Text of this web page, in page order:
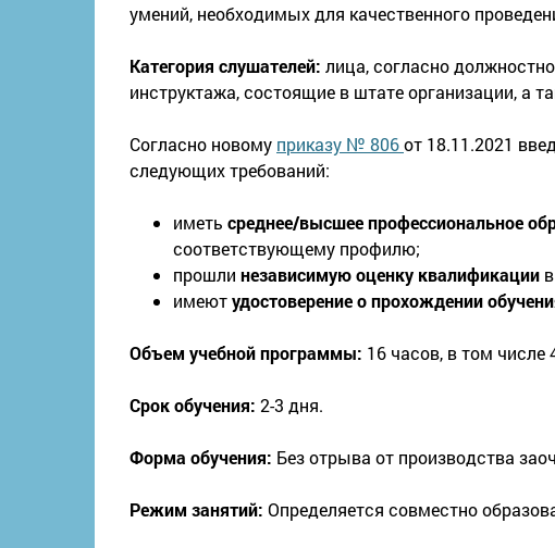
умений, необходимых для качественного
Категория слушателей: лица, согласно
инструктажа, состоящие в штате организации, а
Согласно новому приказу № 806от 18.11.2021
следующих требований:
иметь среднее/высшее профессиональное
соответствующему профилю;
прошли независимую оценку квалификации
имеютудостоверение о прохождении
Объем учебной программы: 16 часов, в том числе
Срок обучения: 2-3 дня.
Форма обучения: Без отрыва от производства
Режим занятий: Определяется совместно